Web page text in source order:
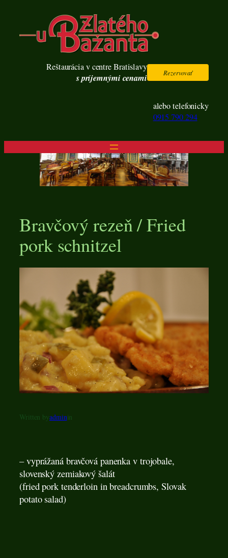
obsah
Reštaurácia v centre Bratislavy
s príjemnými cenami Rezervovať
alebo telefonicky
0915 790 294
Bravčový rezeň / Fried
pork schnitzel
Written byadminin
– vyprážaná bravčová panenka v trojobale,
slovenský zemiakový šalát
(fried pork tenderloin in breadcrumbs, Slovak
potato salad)